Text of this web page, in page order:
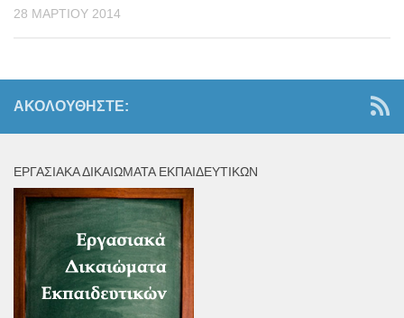
28 ΜΑΡΤΊΟΥ 2014
ΑΚΟΛΟΥΘΉΣΤΕ:
ΕΡΓΑΣΙΑΚΆ ΔΙΚΑΙΏΜΑΤΑ ΕΚΠΑΙΔΕΥΤΙΚΏΝ